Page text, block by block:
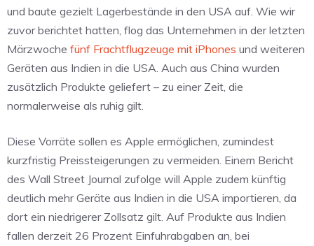
und baute gezielt Lagerbestände in den USA auf. Wie wir
zuvor berichtet hatten, flog das Unternehmen in der letzten
Märzwoche fünf Frachtflugzeuge mit iPhones und weiteren
Geräten aus Indien in die USA. Auch aus China wurden
zusätzlich Produkte geliefert – zu einer Zeit, die
normalerweise als ruhig gilt.
Diese Vorräte sollen es Apple ermöglichen, zumindest
kurzfristig Preissteigerungen zu vermeiden. Einem Bericht
des Wall Street Journal zufolge will Apple zudem künftig
deutlich mehr Geräte aus Indien in die USA importieren, da
dort ein niedrigerer Zollsatz gilt. Auf Produkte aus Indien
fallen derzeit 26 Prozent Einfuhrabgaben an, bei